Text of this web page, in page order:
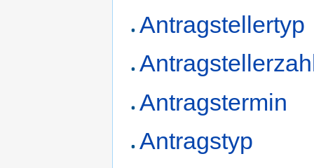
Antragstellertyp
Antragstermin
Antragstyp